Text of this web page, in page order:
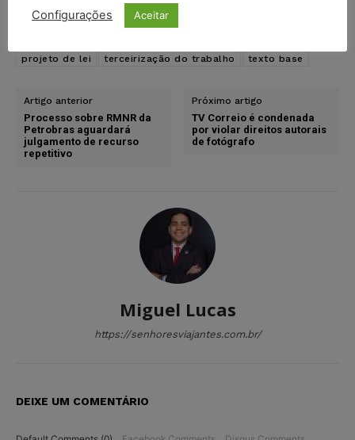
TAGS
aprovação na câmara
projeto de lei
terceirização do trabalho texto base
Artigo anterior
Processo sobre RMNR da
Petrobras aguardará
julgamento de recurso
repetitivo
Próximo artigo
TV Correio é condenada
por violar direitos autorais
de fotógrafo
Miguel Lucas
https://senhoresviajantes.com.br/
DEIXE UM COMENTÁRIO
Configurações Aceitar